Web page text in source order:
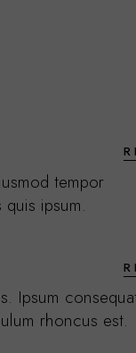
tempor
ipsum.
Ipsum
rhoncus est.